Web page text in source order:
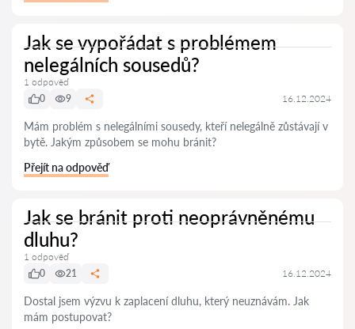
Jak se vypořádat s problémem
nelegálních sousedů?
1 odpověď
0
9 16.12.2024
Mám problém s nelegálními sousedy, kteří nelegálně zůstávají v
bytě. Jakým způsobem se mohu bránit?
Přejít na odpověď
Jak se bránit proti neoprávněnému
dluhu?
1 odpověď
0
21 16.12.2024
Dostal jsem výzvu k zaplacení dluhu, který neuznávám. Jak
mám postupovat?